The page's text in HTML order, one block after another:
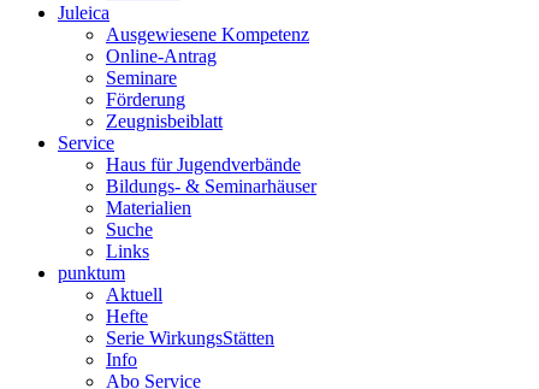
Juleica
Ausgewiesene Kompetenz
Online-Antrag
Seminare
Förderung
Zeugnisbeiblatt
Service
Haus für Jugendverbände
Bildungs- & Seminarhäuser
Materialien
Suche
Links
punktum
Aktuell
Hefte
Serie WirkungsStätten
Info
Abo Service